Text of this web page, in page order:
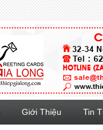
Giới Thiệu Tin